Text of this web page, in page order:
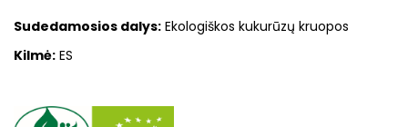
Sudedamosios dalys: Ekologiškos kukurūzų kruopos
Kilmė: ES